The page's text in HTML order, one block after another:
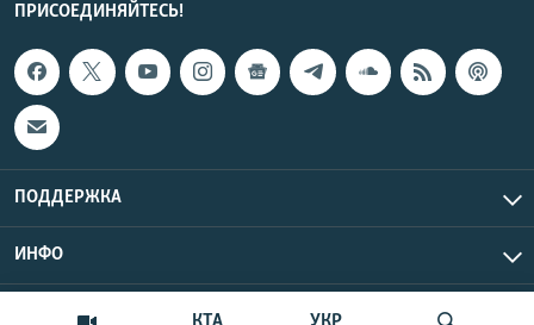
ПРИСОЕДИНЯЙТЕСЬ!
ПОДДЕРЖКА
ИНФО
Copyright Крым.Реалии, 2026 | Все права защищены.
UTC+3